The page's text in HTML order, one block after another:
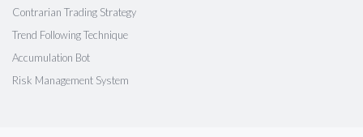
Contrarian Trading Strategy
Trend Following Technique
Accumulation Bot
Risk Management System